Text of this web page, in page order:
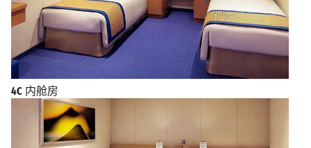
4C 内舱房